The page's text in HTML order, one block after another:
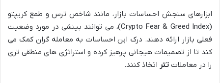
ابزارهای سنجش احساسات بازار، مانند شاخص ترس و طمع کریپتو
(Crypto Fear & Greed Index)، می توانند بینشی در مورد وضعیت
فعلی بازار ارائه دهند. درک این احساسات به معامله گران کمک می
کند تا از تصمیمات هیجانی پرهیز کرده و استراتژی های منطقی تری
را در معاملات تتر اتخاذ کنند.